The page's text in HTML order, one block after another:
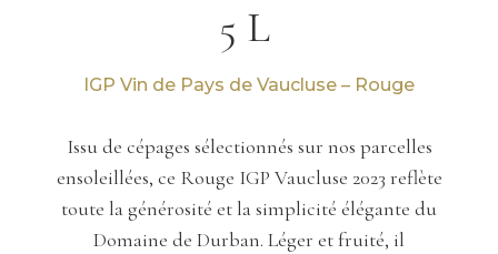
5 L
IGP Vin de Pays de Vaucluse – Rouge
Issu de cépages sélectionnés sur nos parcelles
ensoleillées, ce Rouge IGP Vaucluse 2023 reflète
toute la générosité et la simplicité élégante du
Domaine de Durban. Léger et fruité, il